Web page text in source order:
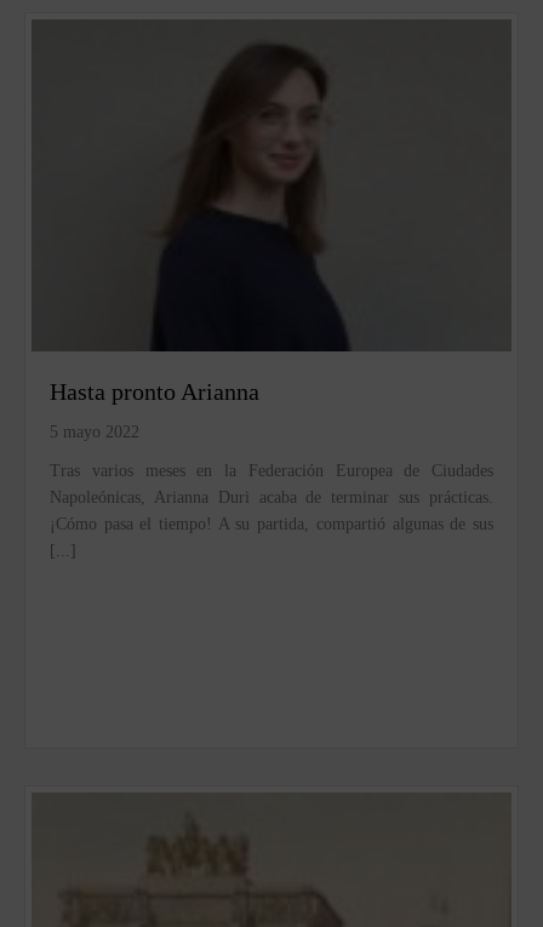
Hasta pronto Arianna
5 mayo 2022
Tras varios meses en la Federación Europea de Ciudades
Napoleónicas, Arianna Duri acaba de terminar sus prácticas.
¡Cómo pasa el tiempo! A su partida, compartió algunas de sus
[...]